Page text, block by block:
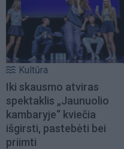
Kultūra
Iki skausmo atviras
spektaklis „Jaunuolio
kambaryje“ kviečia
išgirsti, pastebėti bei
priimti